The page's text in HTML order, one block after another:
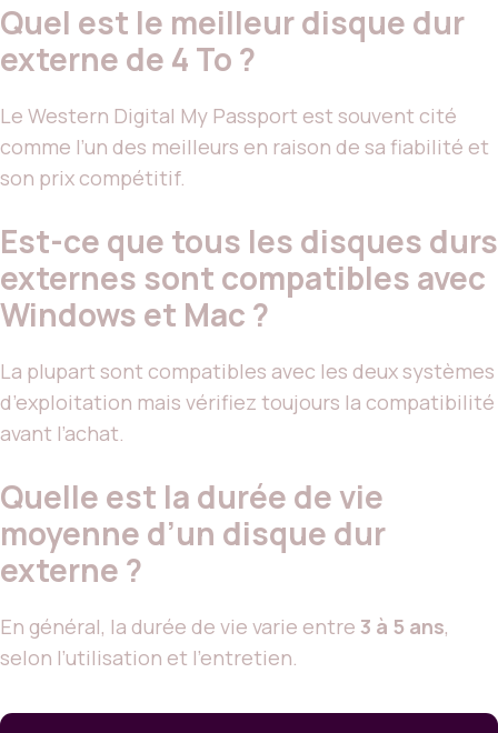
Quel est le meilleur disque dur
externe de 4 To ?
Le Western Digital My Passport est souvent cité
comme l’un des meilleurs en raison de sa fiabilité et
son prix compétitif.
Est-ce que tous les disques durs
externes sont compatibles avec
Windows et Mac ?
La plupart sont compatibles avec les deux systèmes
d’exploitation mais vérifiez toujours la compatibilité
avant l’achat.
Quelle est la durée de vie
moyenne d’un disque dur
externe ?
En général, la durée de vie varie entre 3 à 5 ans,
selon l’utilisation et l’entretien.